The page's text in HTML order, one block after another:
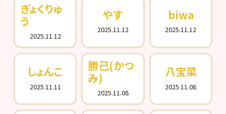
ぎょくりゅ
う
2025.11.12
やす
2025.11.12
biwa
2025.11.12
しょんこ
2025.11.11
勝己(かつ
み)
2025.11.08
八宝菜
2025.11.08